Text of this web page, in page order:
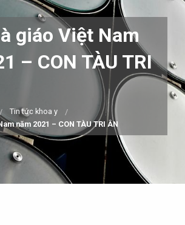
giáo Việt Nam
– CON TÀU TRI
Tin tức khoa y
năm 2021 – CON TÀU TRI ÂN